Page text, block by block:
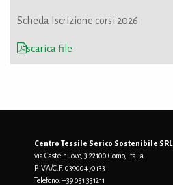
Scheda Iscrizione corsi 2026
scarica file
Centro Tessile Serico Sostenibile SRL
via Castelnuovo, 3 22100 Como, Italia
P.IVA/C.F. 03900470133
Telefono: +39 031 331211